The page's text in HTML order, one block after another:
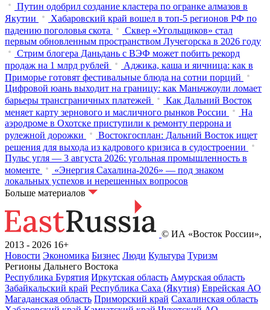
Путин одобрил создание кластера по огранке алмазов в
Якутии
Хабаровский край вошел в топ-5 регионов РФ по
падению поголовья скота
Сквер «Угольщиков» стал
первым обновленным пространством Лучегорска в 2026 году
Стрим блогера Даньдань с ВЭФ может побить рекорд
продаж на 1 млрд рублей
Аджика, каша и яичница: как в
Приморье готовят фестивальные блюда на сотни порций
Цифровой юань выходит на границу: как Маньчжоули ломает
барьеры трансграничных платежей
Как Дальний Восток
меняет карту зернового и масличного рынков России
На
аэродроме в Охотске приступили к ремонту перрона и
рулежной дорожки
Востокгосплан: Дальний Восток ищет
решения для выхода из кадрового кризиса в судостроении
Пульс угля — 3 августа 2026: угольная промышленность в
моменте
«Энергия Сахалина-2026» — под знаком
локальных успехов и нерешенных вопросов
Больше материалов
© ИА «Восток России»,
2013 - 2026 16+
Новости Экономика Бизнес Люди Культура Туризм
Регионы Дальнего Востока
Республика Бурятия Иркутская область Амурская область
Забайкальский край Республика Саха (Якутия) Еврейская АО
Магаданская область Приморский край Сахалинская область